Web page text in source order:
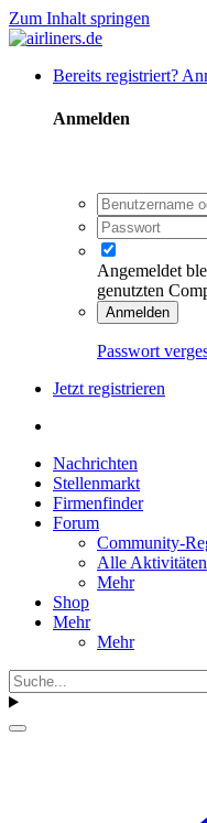
Zum Inhalt springen
Bereits registriert?
Anmelden
Angemeldet
genutzten
Anmelden
Passwort
Jetzt registrieren
Nachrichten
Stellenmarkt
Firmenfinder
Forum
Community-
Alle Aktivitäten
Mehr
Shop
Mehr
Mehr